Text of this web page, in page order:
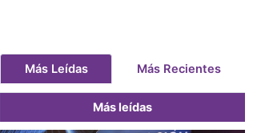
Más Leídas Más Recientes
Más leídas